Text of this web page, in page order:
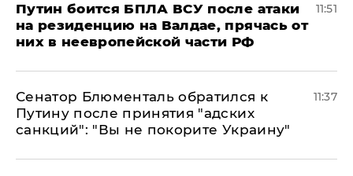
Путин боится БПЛА ВСУ после атаки
на резиденцию на Валдае, прячась от
них в неевропейской части РФ
11:51
Сенатор Блюменталь обратился к
Путину после принятия "адских
санкций": "Вы не покорите Украину"
11:37